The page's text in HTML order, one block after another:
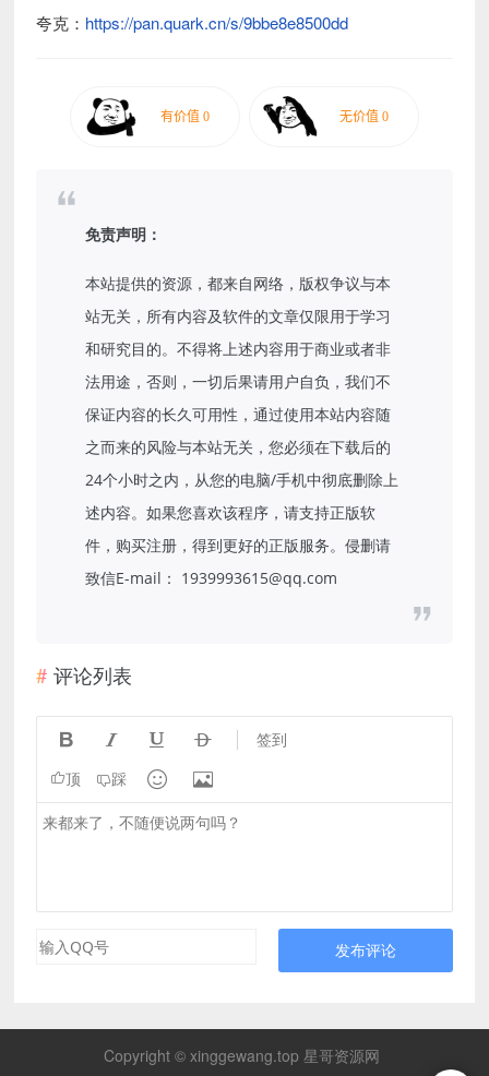
夸克： https://pan.quark.cn/s/9bbe8e8500dd
免责声明：
本站提供的资源，都来自网络，版权争议与本
站无关，所有内容及软件的文章仅限用于学习
和研究目的。不得将上述内容用于商业或者非
法用途，否则，一切后果请用户自负，我们不
保证内容的长久可用性，通过使用本站内容随
之而来的风险与本站无关，您必须在下载后的
24个小时之内，从您的电脑/手机中彻底删除上
述内容。如果您喜欢该程序，请支持正版软
件，购买注册，得到更好的正版服务。侵删请
致信E-mail： 1939993615@qq.com
评论列表
    签到
顶 踩  
发布评论
Copyright © xinggewang.top 星哥资源网